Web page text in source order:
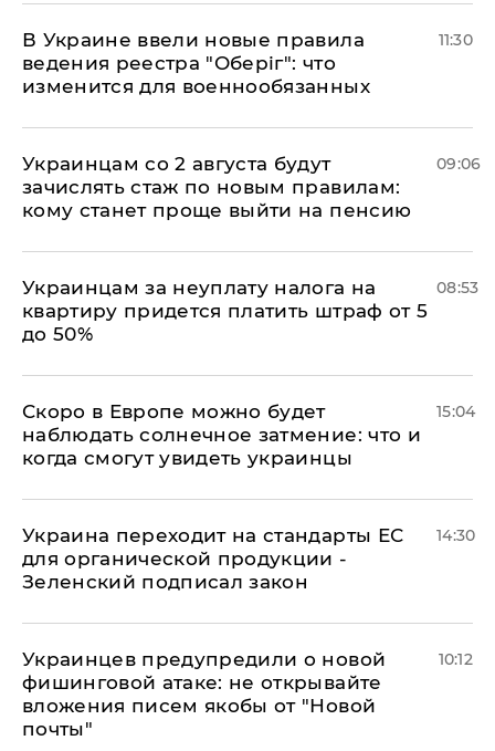
В Украине ввели новые правила
ведения реестра "Оберіг": что
изменится для военнообязанных
11:30
Украинцам со 2 августа будут
зачислять стаж по новым правилам:
кому станет проще выйти на пенсию
09:06
Украинцам за неуплату налога на
квартиру придется платить штраф от 5
до 50%
08:53
Скоро в Европе можно будет
наблюдать солнечное затмение: что и
когда смогут увидеть украинцы
15:04
Украина переходит на стандарты ЕС
для органической продукции -
Зеленский подписал закон
14:30
Украинцев предупредили о новой
фишинговой атаке: не открывайте
вложения писем якобы от "Новой
почты"
10:12